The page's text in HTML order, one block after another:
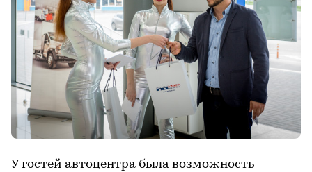
У гостей автоцентра была возможность